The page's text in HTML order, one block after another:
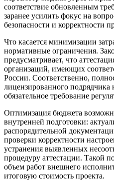
соответствие обновленным
заранее усилить фокус на
безопасности и корректности
Что касается минимизации
нормативные ограничения.
предусматривает, что
организаций, имеющих
России. Соответственно,
лицензированного
обязательное требование
Оптимизация бюджета
внутренней подготовки:
распорядительной
проверки корректности
устранения выявленных
процедуру аттестации. Такой
объем работ внешнего
итоговую стоимость проекта.